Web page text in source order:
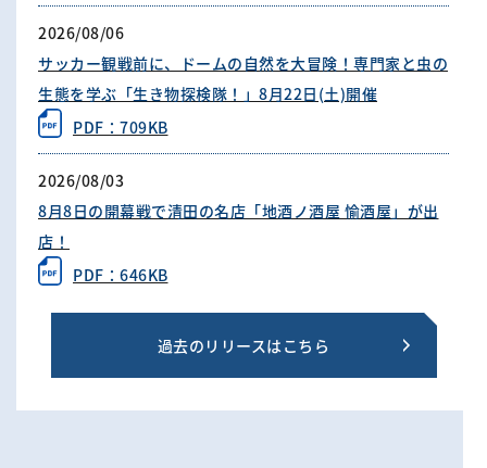
2026/08/06
サッカー観戦前に、ドームの自然を大冒険！専門家と虫の
生態を学ぶ「生き物探検隊！」8月22日(土)開催
PDF：709KB
2026/08/03
8月8日の開幕戦で清田の名店「地酒ノ酒屋 愉酒屋」が出
店！
PDF：646KB
過去のリリースはこちら